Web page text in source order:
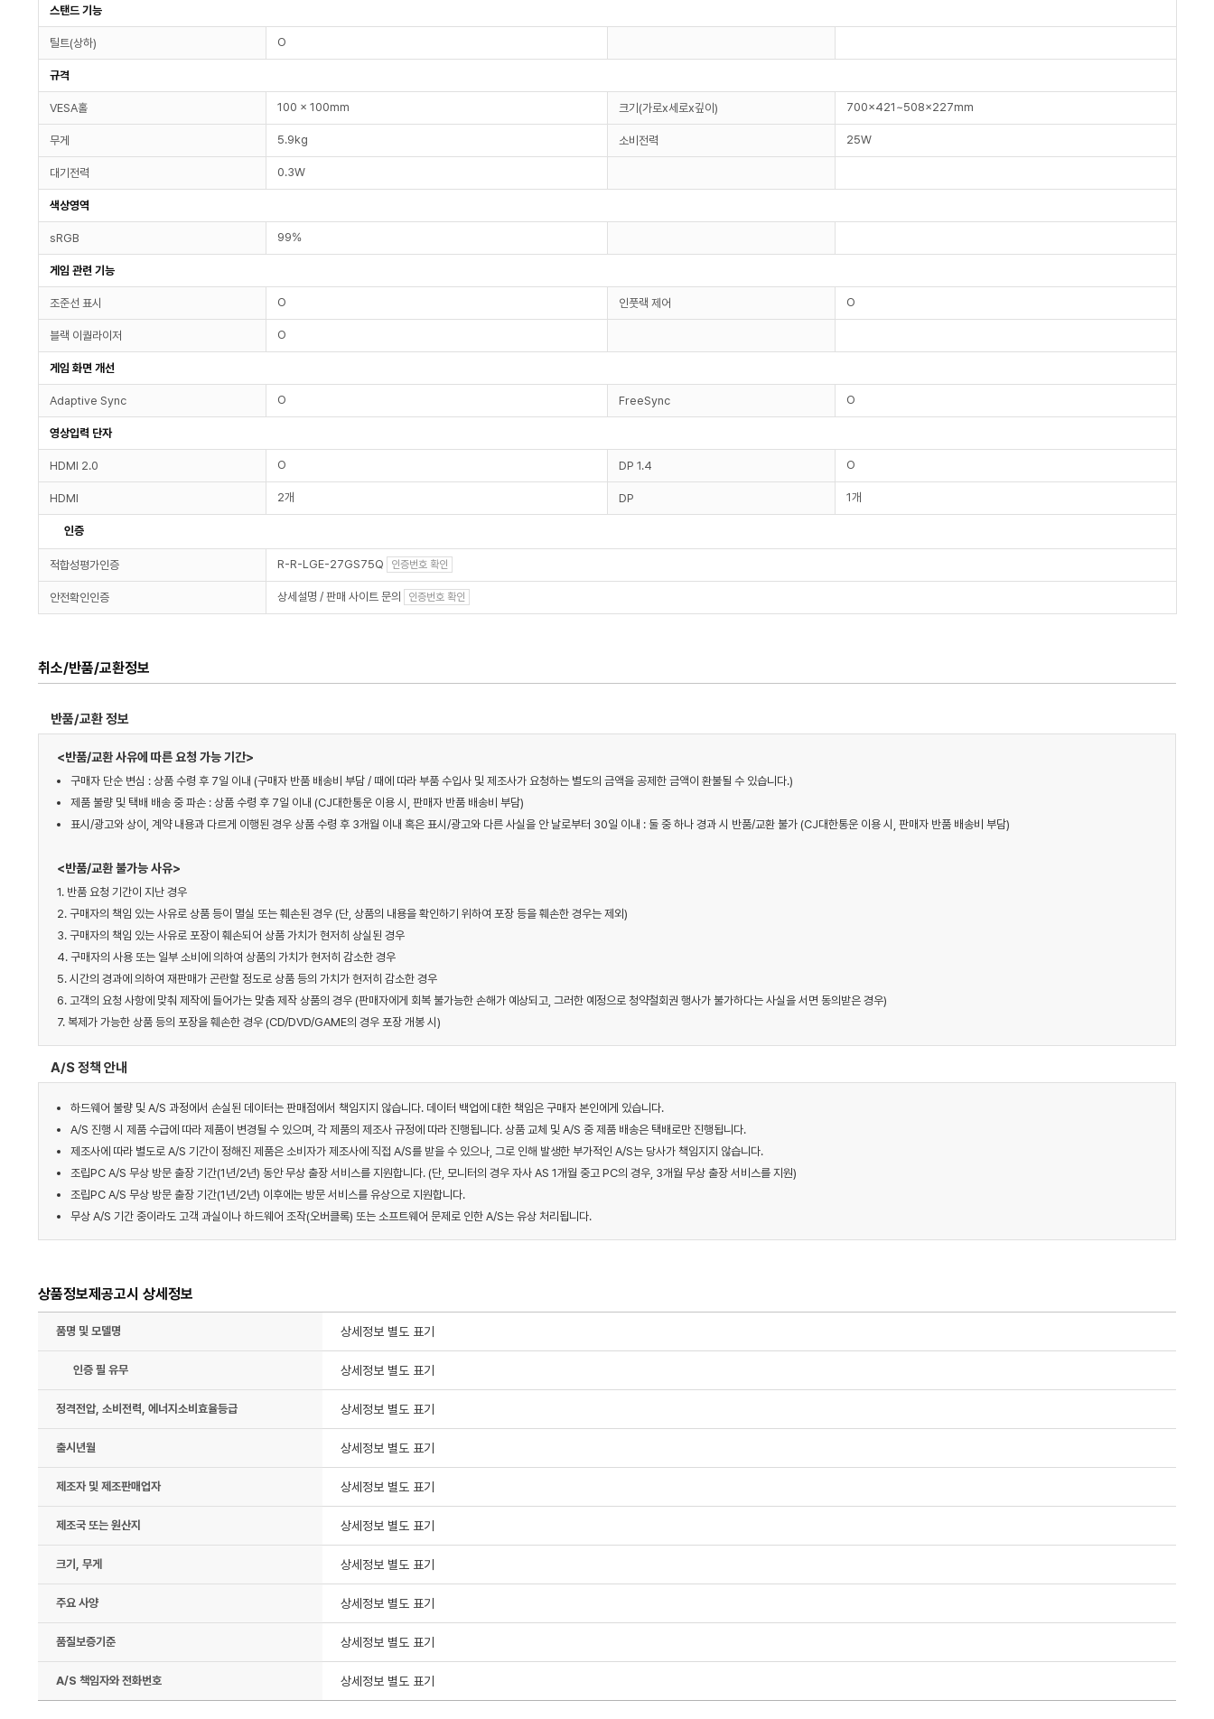
스탠드 기능
틸트(상하) O
규격
VESA홀 100 x 100mm 크기(가로x세로x깊이) 700x421~508x227mm
무게 5.9kg 소비전력 25W
대기전력 0.3W
색상영역
sRGB 99%
게임 관련 기능
조준선 표시 O 인풋랙 제어 O
블랙 이퀄라이저 O
게임 화면 개선
Adaptive Sync O FreeSync O
영상입력 단자
HDMI 2.0 O DP 1.4 O
HDMI 2개 DP 1개
인증
적합성평가인증 R-R-LGE-27GS75Q 인증번호 확인
안전확인인증 상세설명 / 판매 사이트 문의 인증번호 확인
취소/반품/교환정보
반품/교환 정보
<반품/교환 사유에 따른 요청 가능 기간>
구매자 단순 변심 : 상품 수령 후 7일 이내 (구매자 반품 배송비 부담 / 때에 따라 부품 수입사 및 제조사가 요청하는 별도의 금액을 공제한 금액이 환불될 수 있습니다.)
제품 불량 및 택배 배송 중 파손 : 상품 수령 후 7일 이내 (CJ대한통운 이용 시, 판매자 반품 배송비 부담)
표시/광고와 상이, 계약 내용과 다르게 이행된 경우 상품 수령 후 3개월 이내 혹은 표시/광고와 다른 사실을 안 날로부터 30일 이내 : 둘 중 하나 경과 시 반품/교환 불가 (CJ대한통운 이용 시, 판매자 반품 배송비 부담)
<반품/교환 불가능 사유>
1. 반품 요청 기간이 지난 경우
2. 구매자의 책임 있는 사유로 상품 등이 멸실 또는 훼손된 경우 (단, 상품의 내용을 확인하기 위하여 포장 등을 훼손한 경우는 제외)
3. 구매자의 책임 있는 사유로 포장이 훼손되어 상품 가치가 현저히 상실된 경우
4. 구매자의 사용 또는 일부 소비에 의하여 상품의 가치가 현저히 감소한 경우
5. 시간의 경과에 의하여 재판매가 곤란할 정도로 상품 등의 가치가 현저히 감소한 경우
6. 고객의 요청 사항에 맞춰 제작에 들어가는 맞춤 제작 상품의 경우 (판매자에게 회복 불가능한 손해가 예상되고, 그러한 예정으로 청약철회권 행사가 불가하다는 사실을 서면 동의받은 경우)
7. 복제가 가능한 상품 등의 포장을 훼손한 경우 (CD/DVD/GAME의 경우 포장 개봉 시)
A/S 정책 안내
하드웨어 불량 및 A/S 과정에서 손실된 데이터는 판매점에서 책임지지 않습니다. 데이터 백업에 대한 책임은 구매자 본인에게 있습니다.
A/S 진행 시 제품 수급에 따라 제품이 변경될 수 있으며, 각 제품의 제조사 규정에 따라 진행됩니다. 상품 교체 및 A/S 중 제품 배송은 택배로만 진행됩니다.
제조사에 따라 별도로 A/S 기간이 정해진 제품은 소비자가 제조사에 직접 A/S를 받을 수 있으나, 그로 인해 발생한 부가적인 A/S는 당사가 책임지지 않습니다.
조립PC A/S 무상 방문 출장 기간(1년/2년) 동안 무상 출장 서비스를 지원합니다. (단, 모니터의 경우 자사 AS 1개월 중고 PC의 경우, 3개월 무상 출장 서비스를 지원)
조립PC A/S 무상 방문 출장 기간(1년/2년) 이후에는 방문 서비스를 유상으로 지원합니다.
무상 A/S 기간 중이라도 고객 과실이나 하드웨어 조작(오버클록) 또는 소프트웨어 문제로 인한 A/S는 유상 처리됩니다.
상품정보제공고시 상세정보
품명 및 모델명 상세정보 별도 표기
인증 필 유무 상세정보 별도 표기
정격전압, 소비전력, 에너지소비효율등급 상세정보 별도 표기
출시년월 상세정보 별도 표기
제조자 및 제조판매업자 상세정보 별도 표기
제조국 또는 원산지 상세정보 별도 표기
크기, 무게 상세정보 별도 표기
주요 사양 상세정보 별도 표기
품질보증기준 상세정보 별도 표기
A/S 책임자와 전화번호 상세정보 별도 표기